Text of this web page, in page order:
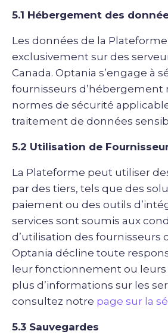
5.1 Hébergement des
Les données de la
exclusivement sur des
Canada. Optania s’engage à
fournisseurs d’hébergement
normes de sécurité
traitement de données
5.2 Utilisation de
La Plateforme peut utiliser
par des tiers, tels que des
paiement ou des outils
services sont soumis aux
d’utilisation des fournisseurs
Optania décline toute
leur fonctionnement ou
plus d’informations sur les
consultez notre page sur la
5.3 Sauvegardes